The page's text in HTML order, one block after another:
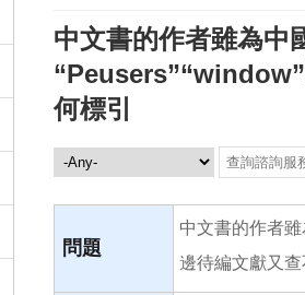
中文書的作者雖為中
何標引
諮詢服務 Search this
問題
中文書的作者
邊待編文獻又查